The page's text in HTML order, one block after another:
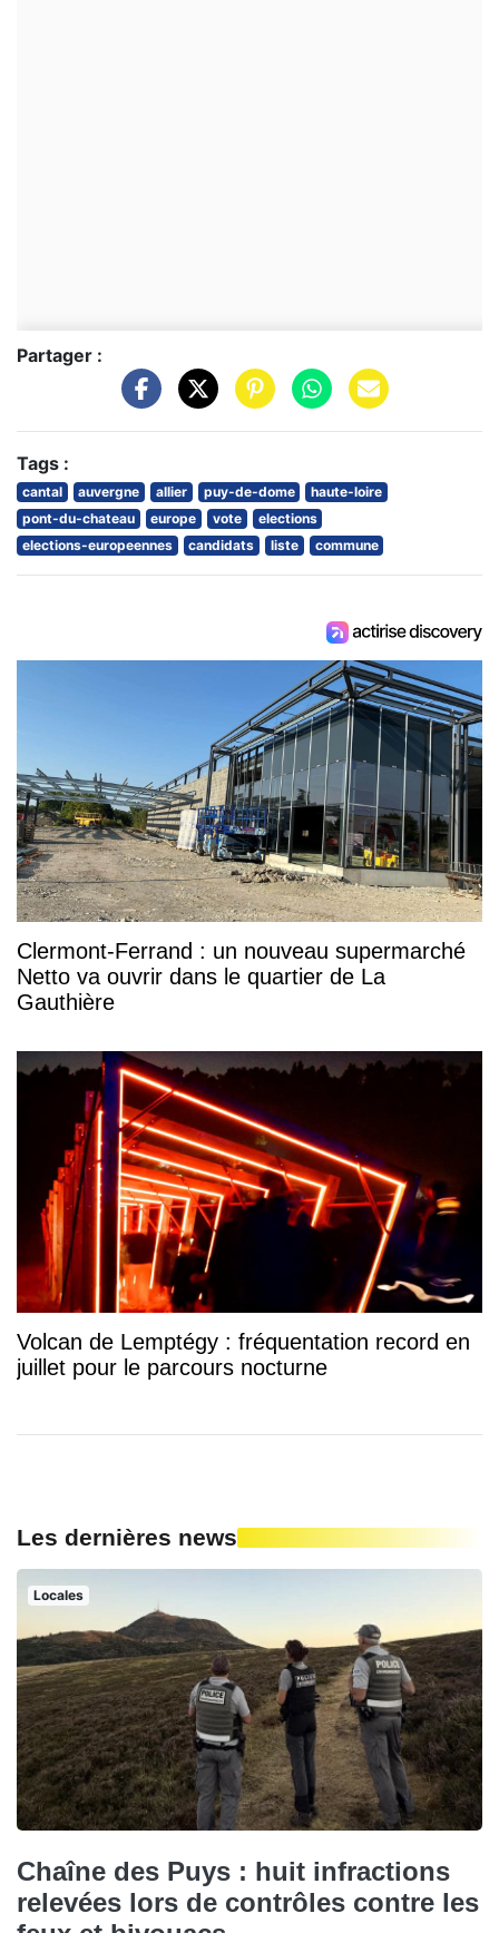
Partager :
Tags :
cantal auvergne allier puy-de-dome
haute-loire
pont-du-chateau
europe vote
elections
elections-europeennes
candidats liste commune
Clermont-Ferrand : un nouveau supermarché
Netto va ouvrir dans le quartier de La
Gauthière
Volcan de Lemptégy : fréquentation record en
juillet pour le parcours nocturne
Les dernières news
Locales
Chaîne des Puys : huit infractions
relevées lors de contrôles contre les